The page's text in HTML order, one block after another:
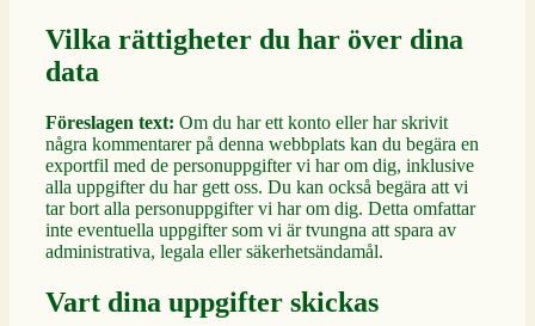
Vilka rättigheter du har över dina
data
Föreslagen text: Om du har ett konto eller har skrivit
några kommentarer på denna webbplats kan du begära en
exportfil med de personuppgifter vi har om dig, inklusive
alla uppgifter du har gett oss. Du kan också begära att vi
tar bort alla personuppgifter vi har om dig. Detta omfattar
inte eventuella uppgifter som vi är tvungna att spara av
administrativa, legala eller säkerhetsändamål.
Vart dina uppgifter skickas